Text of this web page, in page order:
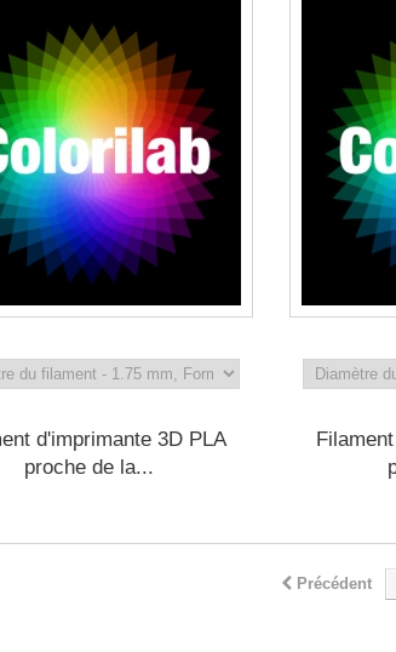
d'imprimante 3D PLA
proche de la...
Précédent